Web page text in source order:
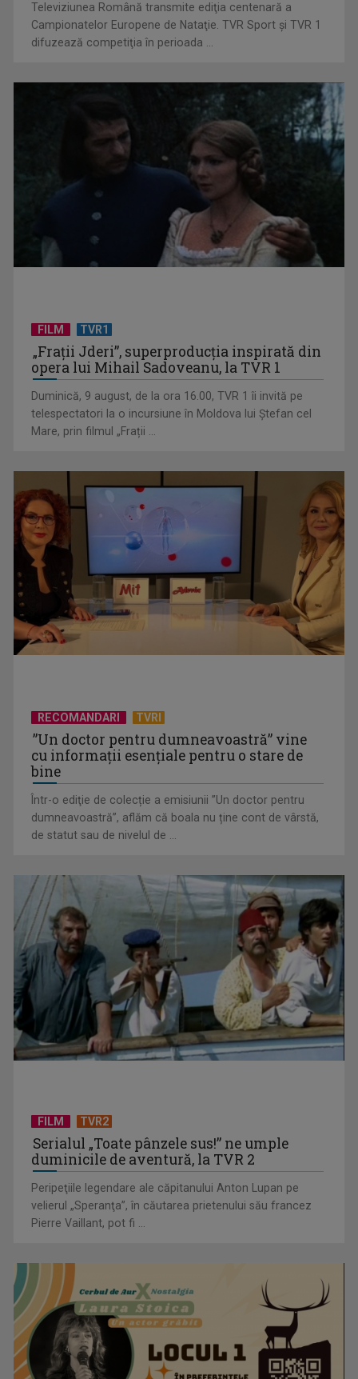
Cum ne-a îmbolnăvit telefonul și cum salvarea era mereu
acolo: Mai încet, fă ...
Anda Călugăreanu cu „N-am noroc” – a cincea cea mai
votată piesă în ...
„Cerul” trupei Proconsul – a şasea cea mai votată piesă în
concursul „Cerbul ...
„Spune-mi”, piesa Monicăi Anghel – a patra cea mai votată
în concursul ...
CONCACAF respinge planul FIFA de privatizare parțială a
EVENIMENT ESTIVAL - Taberele ARC – Acolo unde începe
ACASĂ
Televiziunea Română transmite ediţia centenară a
Campionatelor Europene de Nataţie. TVR Sport şi TVR 1
difuzează competiţia în perioada ...
FILM TVR1
„Frații Jderi”, superproducția inspirată din
opera lui Mihail Sadoveanu, la TVR 1
Duminică, 9 august, de la ora 16.00, TVR 1 îi invită pe
telespectatori la o incursiune în Moldova lui Ștefan cel
Mare, prin filmul „Frații ...
RECOMANDARI TVRI
”Un doctor pentru dumneavoastră” vine
cu informații esențiale pentru o stare de
bine
Într-o ediţie de colecție a emisiunii ”Un doctor pentru
dumneavoastră”, aflăm că boala nu ține cont de vârstă,
de statut sau de nivelul de ...
FILM TVR2
Serialul „Toate pânzele sus!” ne umple
duminicile de aventură, la TVR 2
Peripeţiile legendare ale căpitanului Anton Lupan pe
velierul „Speranţa”, în căutarea prietenului său francez
Pierre Vaillant, pot fi ...